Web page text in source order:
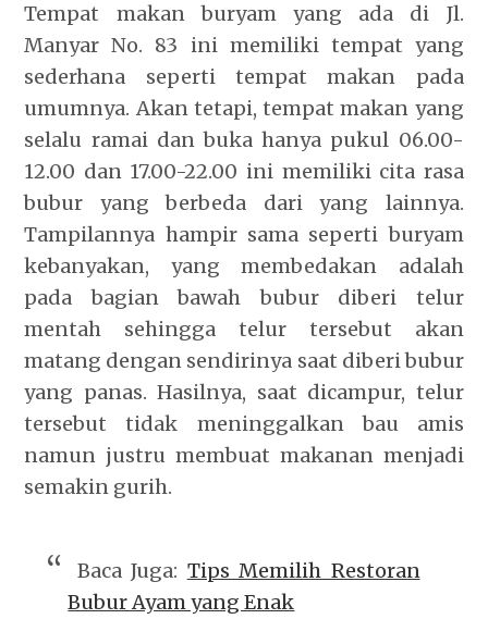
Tempat makan buryam yang ada di Jl.
Manyar No. 83 ini memiliki tempat yang
sederhana seperti tempat makan pada
umumnya. Akan tetapi, tempat makan yang
selalu ramai dan buka hanya pukul 06.00-
12.00 dan 17.00-22.00 ini memiliki cita rasa
bubur yang berbeda dari yang lainnya.
Tampilannya hampir sama seperti buryam
kebanyakan, yang membedakan adalah
pada bagian bawah bubur diberi telur
mentah sehingga telur tersebut akan
matang dengan sendirinya saat diberi bubur
yang panas. Hasilnya, saat dicampur, telur
tersebut tidak meninggalkan bau amis
namun justru membuat makanan menjadi
semakin gurih.
Baca Juga: Tips Memilih Restoran
Bubur Ayam yang Enak